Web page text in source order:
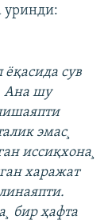
уринди:
сув
Ана шу
эмас¸
иссиқхона¸
харажат
бир ҳафта